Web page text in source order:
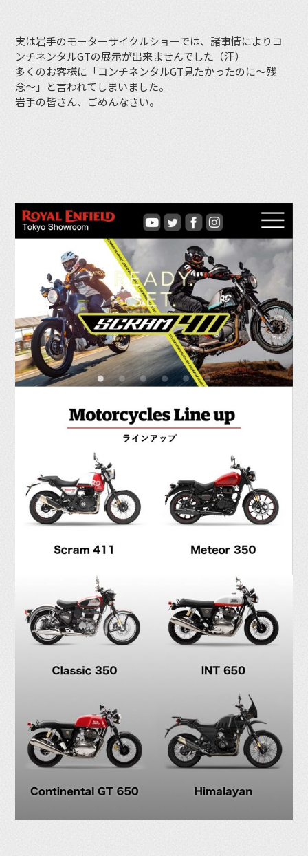
実は岩手のモーターサイクルショーでは、諸事情によりコ
ンチネンタルGTの展示が出来ませんでした（汗）
多くのお客様に「コンチネンタルGT見たかったのに〜残
念〜」と言われてしまいました。
岩手の皆さん、ごめんなさい。